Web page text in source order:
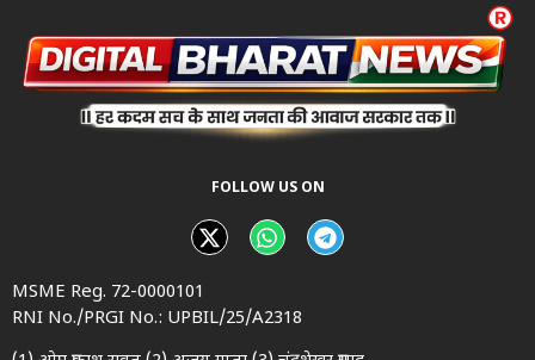
FOLLOW US ON
MSME Reg. 72-0000101
RNI No./PRGI No.: UPBIL/25/A2318